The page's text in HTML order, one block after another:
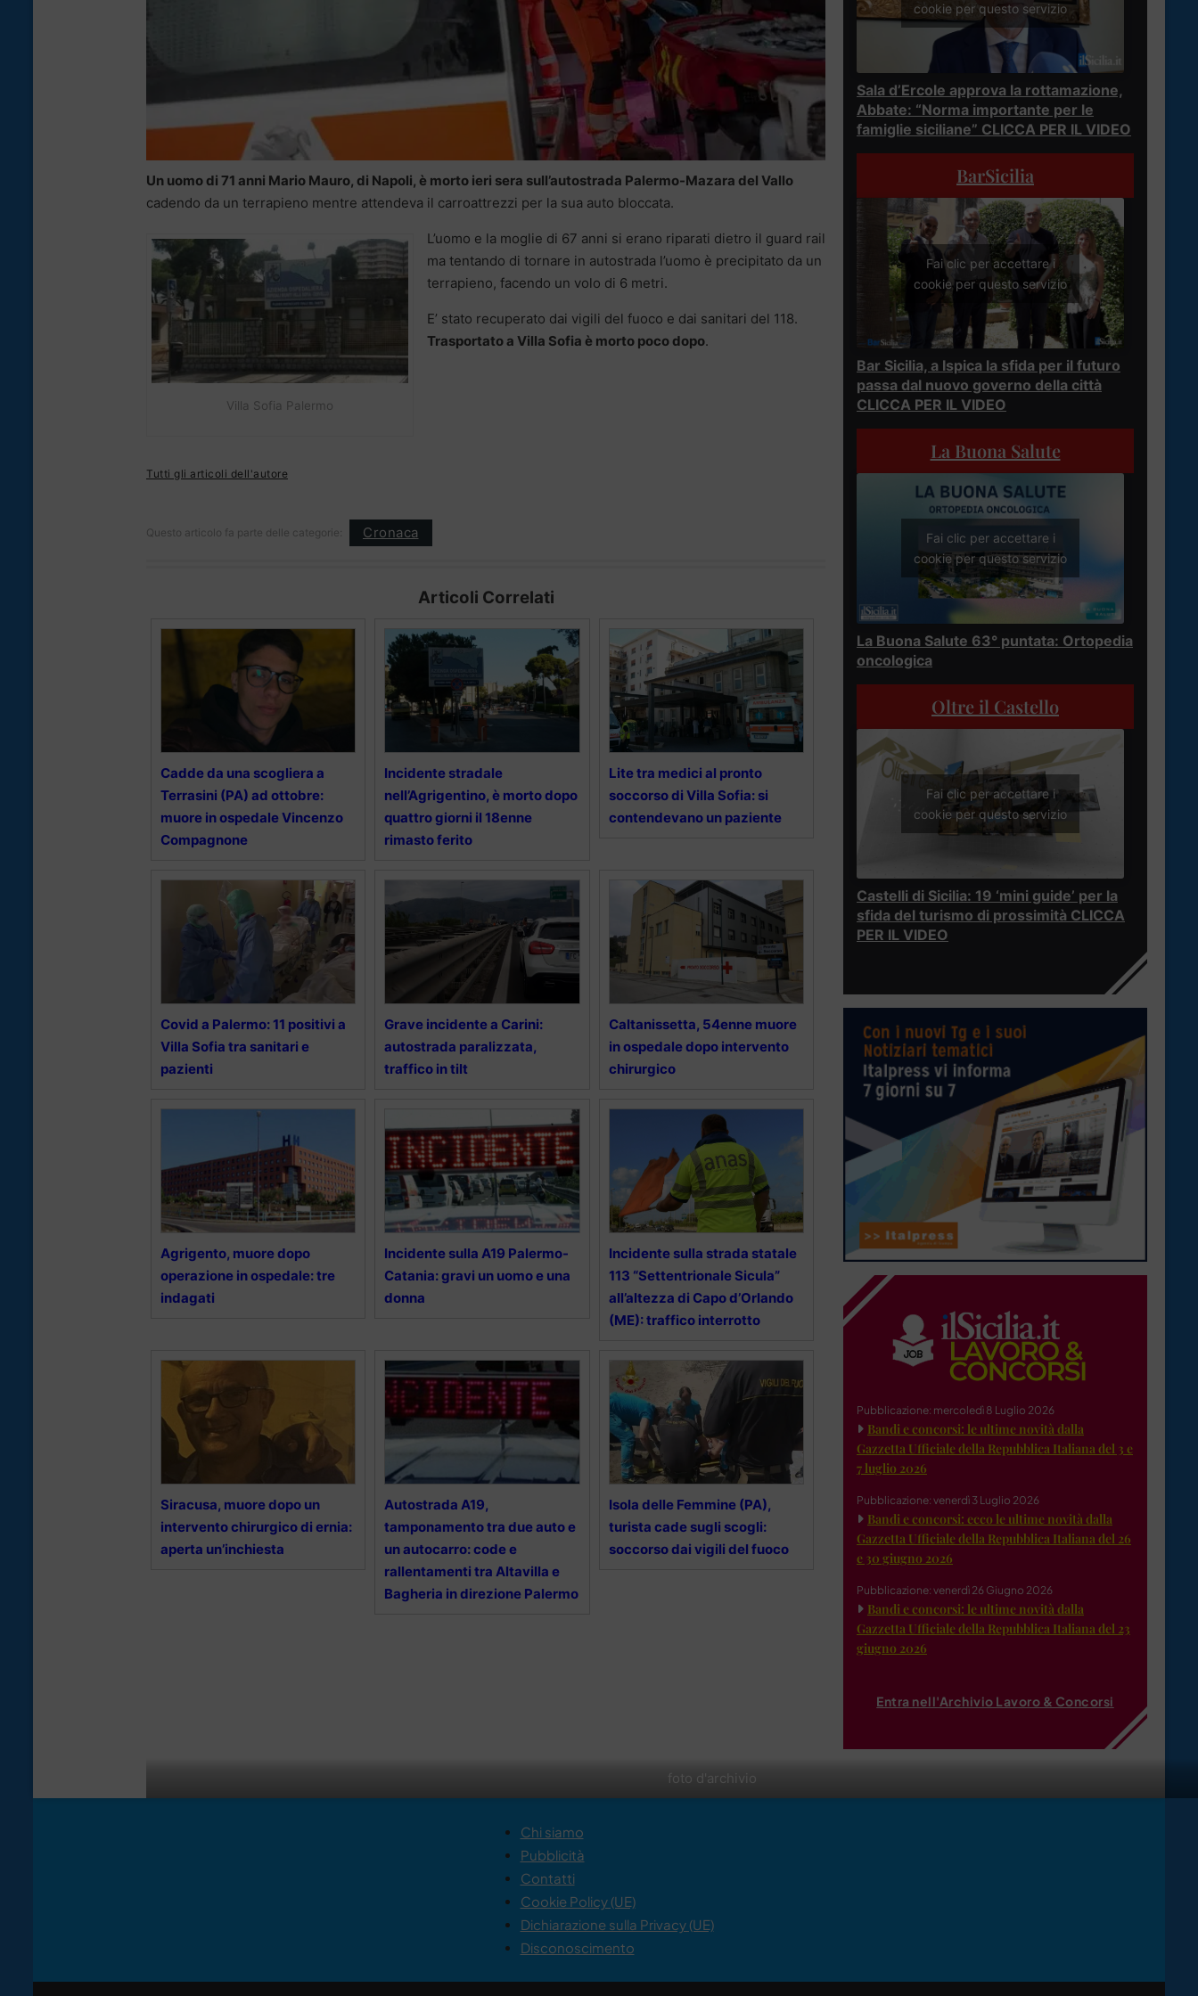
foto d'archivio
Un uomo di 71 anni Mario Mauro, di Napoli, è morto ieri sera sull’autostrada Palermo-Mazara del Vallo
cadendo da un terrapieno mentre attendeva il carroattrezzi per la sua auto bloccata.
Villa Sofia Palermo
L’uomo e la moglie di 67 anni si erano riparati dietro il guard rail
ma tentando di tornare in autostrada l’uomo è precipitato da un
terrapieno, facendo un volo di 6 metri.
E’ stato recuperato dai vigili del fuoco e dai sanitari del 118.
Trasportato a Villa Sofia è morto poco dopo.
Tutti gli articoli dell'autore
Questo articolo fa parte delle categorie: Cronaca
Articoli Correlati
Cadde da una scogliera a
Terrasini (PA) ad ottobre:
muore in ospedale Vincenzo
Compagnone
Incidente stradale
nell’Agrigentino, è morto dopo
quattro giorni il 18enne
rimasto ferito
Lite tra medici al pronto
soccorso di Villa Sofia: si
contendevano un paziente
Covid a Palermo: 11 positivi a
Villa Sofia tra sanitari e
pazienti
Grave incidente a Carini:
autostrada paralizzata,
traffico in tilt
Caltanissetta, 54enne muore
in ospedale dopo intervento
chirurgico
Agrigento, muore dopo
operazione in ospedale: tre
indagati
Incidente sulla A19 Palermo-
Catania: gravi un uomo e una
donna
Incidente sulla strada statale
113 “Settentrionale Sicula”
all’altezza di Capo d’Orlando
(ME): traffico interrotto
Siracusa, muore dopo un
intervento chirurgico di ernia:
aperta un’inchiesta
Autostrada A19,
tamponamento tra due auto e
un autocarro: code e
rallentamenti tra Altavilla e
Bagheria in direzione Palermo
Isola delle Femmine (PA),
turista cade sugli scogli:
soccorso dai vigili del fuoco
cookie per questo servizio
Sala d’Ercole approva la rottamazione,
Abbate: “Norma importante per le
famiglie siciliane” CLICCA PER IL VIDEO
BarSicilia
Fai clic per accettare i
cookie per questo servizio
Bar Sicilia, a Ispica la sfida per il futuro
passa dal nuovo governo della città
CLICCA PER IL VIDEO
La Buona Salute
Fai clic per accettare i
cookie per questo servizio
La Buona Salute 63° puntata: Ortopedia
oncologica
Oltre il Castello
Fai clic per accettare i
cookie per questo servizio
Castelli di Sicilia: 19 ‘mini guide’ per la
sfida del turismo di prossimità CLICCA
PER IL VIDEO
Pubblicazione: mercoledì 8 Luglio 2026
Bandi e concorsi: le ultime novità dalla
Gazzetta Ufficiale della Repubblica Italiana del 3 e
7 luglio 2026
Pubblicazione: venerdì 3 Luglio 2026
Bandi e concorsi: ecco le ultime novità dalla
Gazzetta Ufficiale della Repubblica Italiana del 26
e 30 giugno 2026
Pubblicazione: venerdì 26 Giugno 2026
Bandi e concorsi: le ultime novità dalla
Gazzetta Ufficiale della Repubblica Italiana del 23
giugno 2026
Entra nell'Archivio Lavoro & Concorsi
Chi siamo
Pubblicità
Contatti
Cookie Policy (UE)
Dichiarazione sulla Privacy (UE)
Disconoscimento